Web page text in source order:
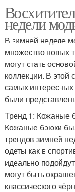
недели
В зимней неделе
множество новых
могут стать
коллекции. В этой
самых интересных
были
Тренд 1: Кожаные
Кожаные брюки
трендов зимней
одеты как в
идеально
могут быть
классического